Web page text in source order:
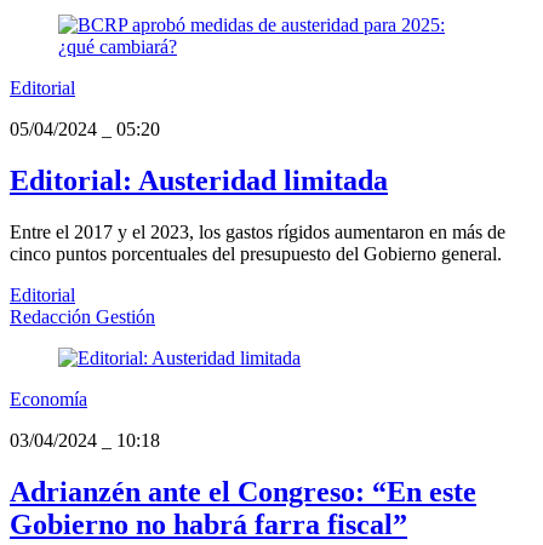
Editorial
05/04/2024
05:20
Editorial: Austeridad limitada
Entre el 2017 y el 2023, los gastos rígidos aumentaron en más de
cinco puntos porcentuales del presupuesto del Gobierno general.
Editorial
Redacción Gestión
Economía
03/04/2024
10:18
Adrianzén ante el Congreso: “En este
Gobierno no habrá farra fiscal”